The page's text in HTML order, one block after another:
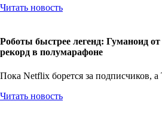
Читать новость
Роботы быстрее легенд: Гуманоид
рекорд в полумарафоне
Пока Netflix борется за подписчиков,
Читать новость